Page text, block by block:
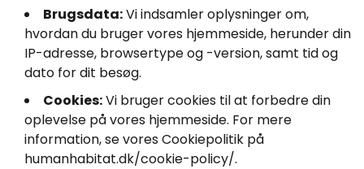
Brugsdata:Vi indsamler oplysninger om,
hvordan du bruger vores hjemmeside, herunder din
IP-adresse, browsertype og -version, samt tid og
dato for dit besøg.
Cookies:Vi bruger cookies til at forbedre din
oplevelse på vores hjemmeside. For mere
information, se vores Cookiepolitik på
humanhabitat.dk/cookie-policy/.